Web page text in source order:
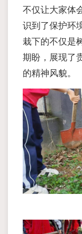
不仅让大家体
识到了保护环
栽下的不仅是
期盼，展现了
的精神风貌。